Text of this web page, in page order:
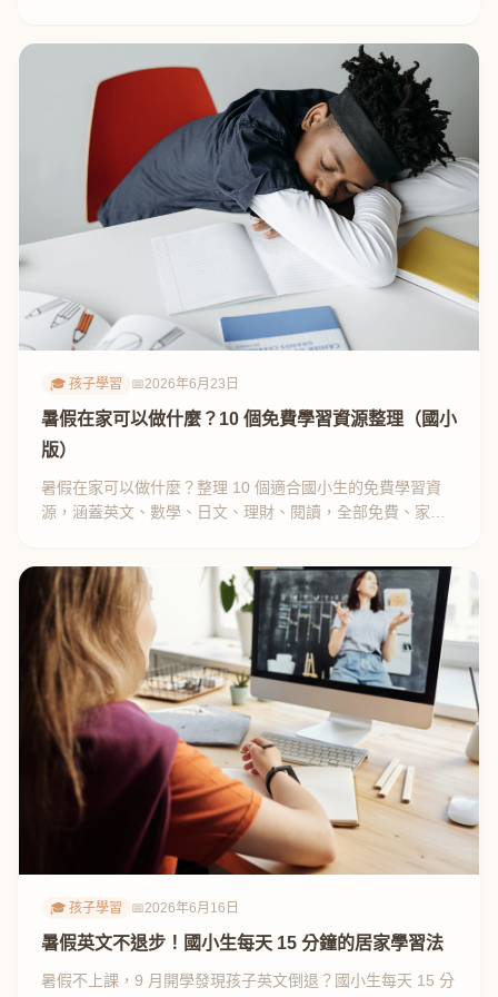
🎓 孩子學習 📅2026年6月23日
暑假在家可以做什麼？10 個免費學習資源整理（國小
版）
暑假在家可以做什麼？整理 10 個適合國小生的免費學習資
源，涵蓋英文、數學、日文、理財、閱讀，全部免費、家長
🎓 孩子學習 📅2026年6月16日
暑假英文不退步！國小生每天 15 分鐘的居家學習法
暑假不上課，9 月開學發現孩子英文倒退？國小生每天 15 分